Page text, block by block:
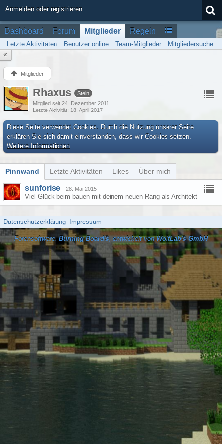
Anmelden oder registrieren
Dashboard Forum Mitglieder Regeln
Letzte Aktivitäten Benutzer online Team-Mitglieder Mitgliedersuche
Mitglieder
Rhaxus
Stein
Mitglied seit 24. Dezember 2011
Letzte Aktivität 18. April 2017
Diese Seite verwendet Cookies. Durch die Nutzung unserer Seite
erklären Sie sich damit einverstanden, dass wir Cookies setzen.
Weitere Informationen
Pinnwand Letzte Aktivitäten Likes Über mich
sunforise - 28. Mai 2015
Viel Glück beim bauen mit deinem neuen Rang als Architekt
Datenschutzerklärung Impressum
Forensoftware:Burning Board®, entwickelt vonWoltLab® GmbH